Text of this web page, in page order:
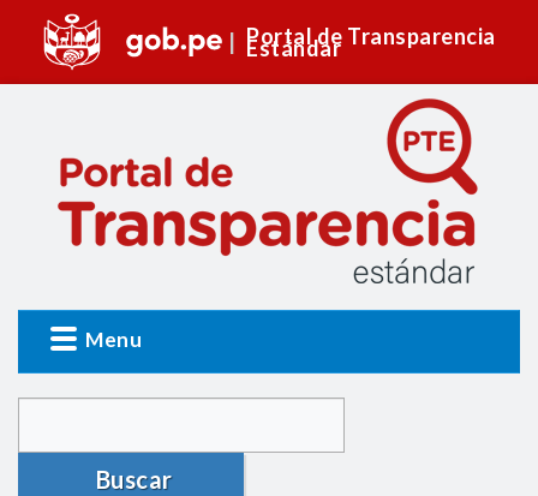
Portal de Transparencia
Estándar
Menu
Buscar